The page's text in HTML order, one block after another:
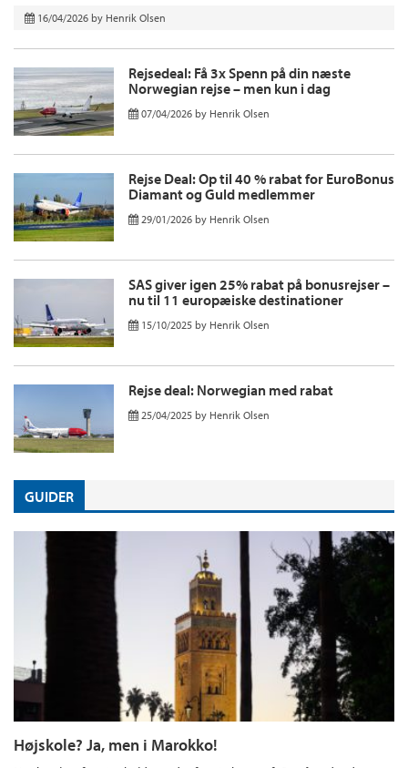
16/04/2026 by Henrik Olsen
Rejsedeal: Få 3x Spenn på din næste
Norwegian rejse – men kun i dag
07/04/2026 by Henrik Olsen
Rejse Deal: Op til 40 % rabat for EuroBonus
Diamant og Guld medlemmer
29/01/2026 by Henrik Olsen
SAS giver igen 25% rabat på bonusrejser –
nu til 11 europæiske destinationer
15/10/2025 by Henrik Olsen
Rejse deal: Norwegian med rabat
25/04/2025 by Henrik Olsen
GUIDER
Højskole? Ja, men i Marokko!